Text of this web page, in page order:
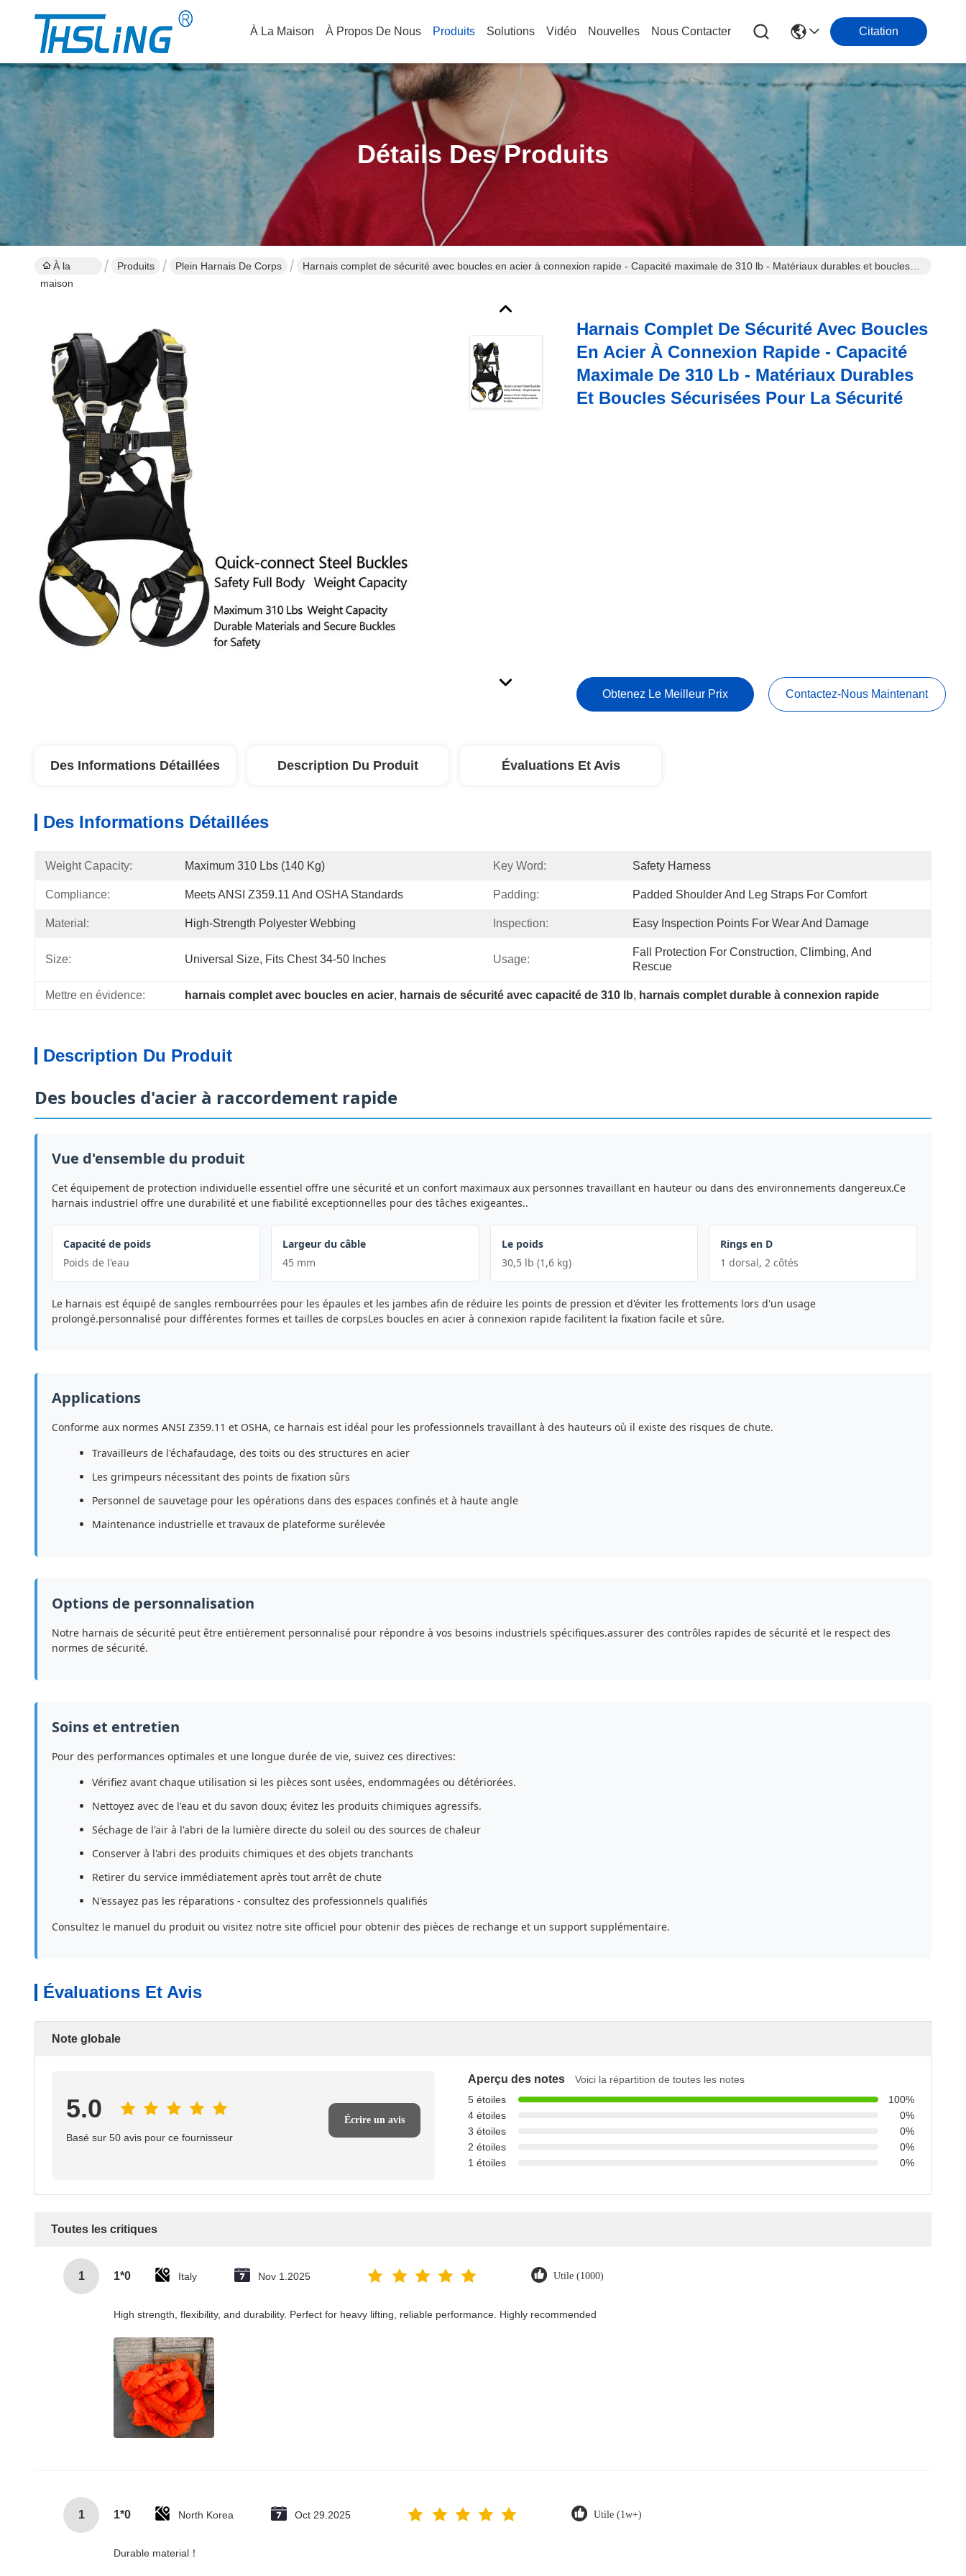
À La Maison À Propos De Nous Produits Solutions Vidéo Nouvelles Nous Contacter Citation
Détails Des Produits
À la
maison
Produits Plein Harnais De Corps
Harnais complet de sécurité avec boucles en acier à connexion rapide - Capacité maximale de 310 lb - Matériaux durables et boucles
Harnais Complet De Sécurité Avec Boucles
En Acier À Connexion Rapide - Capacité
Maximale De 310 Lb - Matériaux Durables
Et Boucles Sécurisées Pour La Sécurité
Obtenez Le Meilleur Prix Contactez-Nous Maintenant
Des Informations Détaillées Description Du Produit Évaluations Et Avis
Des Informations Détaillées
Weight Capacity: Maximum 310 Lbs (140 Kg) Key Word: Safety Harness
Compliance: Meets ANSI Z359.11 And OSHA Standards Padding: Padded Shoulder And Leg Straps For Comfort
Material: High-Strength Polyester Webbing Inspection: Easy Inspection Points For Wear And Damage
Size: Universal Size, Fits Chest 34-50 Inches Usage:
Fall Protection For Construction, Climbing, And
Rescue
Mettre en évidence: harnais complet avec boucles en acier, harnais de sécurité avec capacité de 310 lb, harnais complet durable à connexion rapide
Description Du Produit
Des boucles d'acier à raccordement rapide
Vue d'ensemble du produit
Cet équipement de protection individuelle essentiel offre une sécurité et un confort maximaux aux personnes travaillant en hauteur ou dans des environnements dangereux.Ce
harnais industriel offre une durabilité et une fiabilité exceptionnelles pour des tâches exigeantes..
Capacité de poids
Poids de l'eau
Largeur du câble
45 mm
Le poids
30,5 lb (1,6 kg)
Rings en D
1 dorsal, 2 côtés
Le harnais est équipé de sangles rembourrées pour les épaules et les jambes afin de réduire les points de pression et d'éviter les frottements lors d'un usage
prolongé.personnalisé pour différentes formes et tailles de corpsLes boucles en acier à connexion rapide facilitent la fixation facile et sûre.
Applications
Conforme aux normes ANSI Z359.11 et OSHA, ce harnais est idéal pour les professionnels travaillant à des hauteurs où il existe des risques de chute.
Travailleurs de l'échafaudage, des toits ou des structures en acier
Les grimpeurs nécessitant des points de fixation sûrs
Personnel de sauvetage pour les opérations dans des espaces confinés et à haute angle
Maintenance industrielle et travaux de plateforme surélevée
Options de personnalisation
Notre harnais de sécurité peut être entièrement personnalisé pour répondre à vos besoins industriels spécifiques.assurer des contrôles rapides de sécurité et le respect des
normes de sécurité.
Soins et entretien
Pour des performances optimales et une longue durée de vie, suivez ces directives:
Vérifiez avant chaque utilisation si les pièces sont usées, endommagées ou détériorées.
Nettoyez avec de l'eau et du savon doux; évitez les produits chimiques agressifs.
Séchage de l'air à l'abri de la lumière directe du soleil ou des sources de chaleur
Conserver à l'abri des produits chimiques et des objets tranchants
Retirer du service immédiatement après tout arrêt de chute
N'essayez pas les réparations - consultez des professionnels qualifiés
Consultez le manuel du produit ou visitez notre site officiel pour obtenir des pièces de rechange et un support supplémentaire.
Évaluations Et Avis
Note globale
5.0
Basé sur 50 avis pour ce fournisseur
Écrire un avis
Aperçu des notes
Voici la répartition de toutes les notes
5 étoiles
100%
4 étoiles
0%
3 étoiles
0%
2 étoiles
0%
1 étoiles
0%
Toutes les critiques
1 1*0 Italy Nov 1.2025 Utile (1000)
High strength, flexibility, and durability. Perfect for heavy lifting, reliable performance. Highly recommended
1 1*0 North Korea Oct 29.2025 Utile (1w+)
Durable material！